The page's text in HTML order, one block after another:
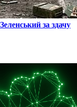
за здачу